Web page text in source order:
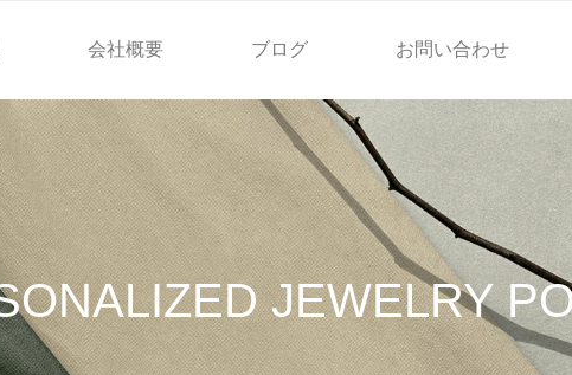
会社概要 ブログ お問い合わせ
JEWELRY